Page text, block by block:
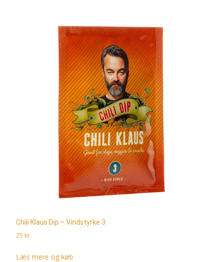
Chili Klaus Dip – Vindstyrke 3
25 kr.
Læs mere og køb